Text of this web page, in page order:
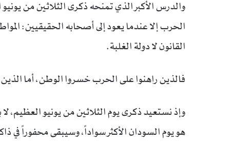
والدرس الأكبر الذي تمنحه ذكرى الثلاثين من
الحرب إلا عندما يعود إلى أصحابه الحقيقيين:
القانون لا دولة الغلبة.
فالذين راهنوا على الحرب خسروا الوطن، أما
وإذ نستعيد ذكرى يوم الثلاثين من يونيو العظيم،
هو يوم السودان الأكثر سواداً، وسيبقى محفوراً في